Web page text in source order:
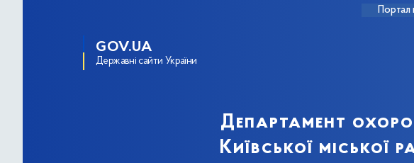
Портал
GOV.UA
Державні сайти України
Департамент
Київської міської